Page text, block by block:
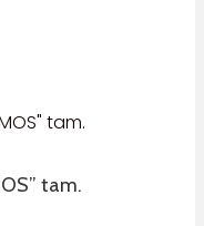
tam.